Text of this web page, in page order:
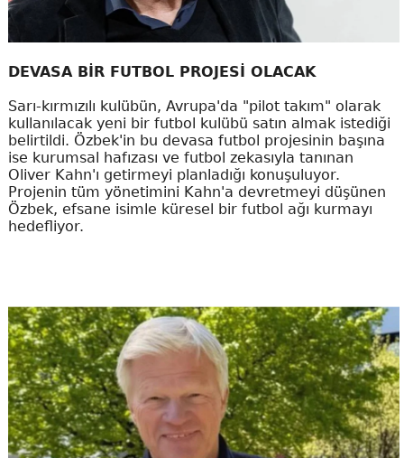
DEVASA BİR FUTBOL PROJESİ OLACAK
Sarı-kırmızılı kulübün, Avrupa'da "pilot takım" olarak
kullanılacak yeni bir futbol kulübü satın almak istediği
belirtildi. Özbek'in bu devasa futbol projesinin başına
ise kurumsal hafızası ve futbol zekasıyla tanınan
Oliver Kahn'ı getirmeyi planladığı konuşuluyor.
Projenin tüm yönetimini Kahn'a devretmeyi düşünen
Özbek, efsane isimle küresel bir futbol ağı kurmayı
hedefliyor.